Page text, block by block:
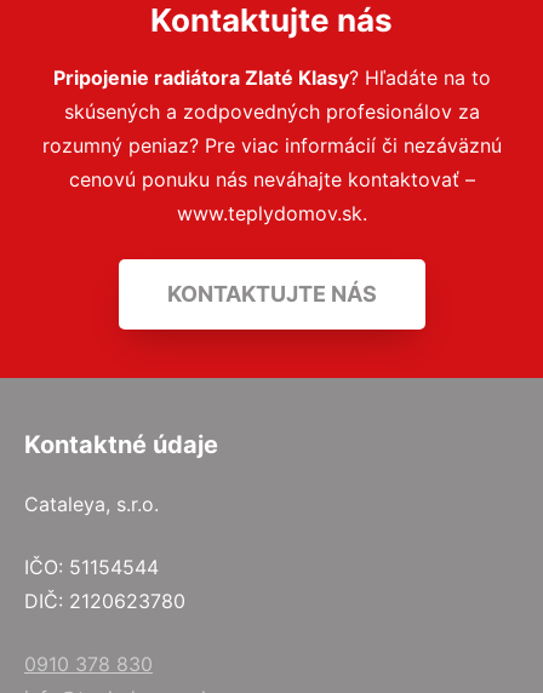
Kontaktujte nás
Pripojenie radiátora Zlaté Klasy? Hľadáte na to
skúsených a zodpovedných profesionálov za
rozumný peniaz? Pre viac informácií či nezáväznú
cenovú ponuku nás neváhajte kontaktovať –
www.teplydomov.sk.
KONTAKTUJTE NÁS
Kontaktné údaje
Cataleya, s.r.o.
IČO: 51154544
DIČ: 2120623780
0910 378 830